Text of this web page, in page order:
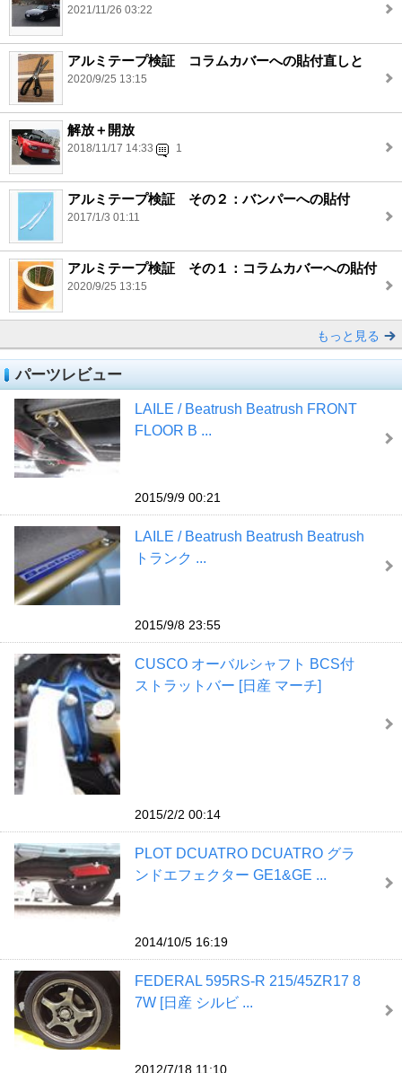
2021/11/26 03:22
アルミテープ検証 コラムカバーへの貼付直しと
2020/9/25 13:15
解放＋開放
2018/11/17 14:33 1
アルミテープ検証 その２：バンパーへの貼付
2017/1/3 01:11
アルミテープ検証 その１：コラムカバーへの貼付
2020/9/25 13:15
もっと見る
パーツレビュー
LAILE / Beatrush Beatrush FRONT
FLOOR B ...
2015/9/9 00:21
LAILE / Beatrush Beatrush Beatrush
トランク ...
2015/9/8 23:55
CUSCO オーバルシャフト BCS付
ストラットバー [日産 マーチ]
2015/2/2 00:14
PLOT DCUATRO DCUATRO グラ
ンドエフェクター GE1&GE ...
2014/10/5 16:19
FEDERAL 595RS-R 215/45ZR17 8
7W [日産 シルビ ...
2012/7/18 11:10